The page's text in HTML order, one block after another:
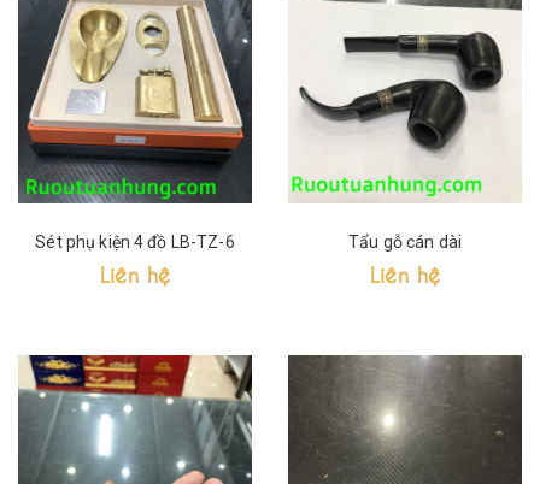
Sét phụ kiện 4 đồ LB-TZ-6
Liên hệ
Tẩu gỗ cán dài
Liên hệ